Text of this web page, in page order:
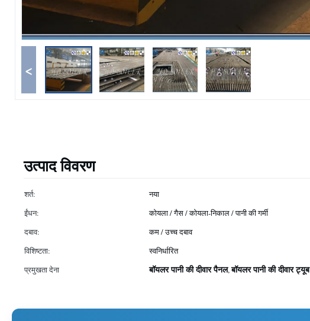
<
उत्पाद विवरण
शर्त: नया
ईंधन:
कोयला / गैस / कोयला-निकाल / पानी की गर्मी
दबाव:
कम / उच्च दबाव
विशिष्टता:
स्वनिर्धारित
प्रमुखता देना
बॉयलर पानी की दीवार पैनल,बॉयलर पानी की दीवार ट्यूब